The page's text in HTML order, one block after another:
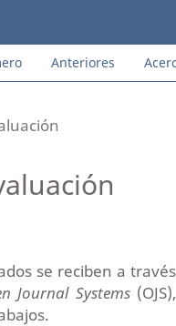
Anteriores
se reciben a
Journal Systems